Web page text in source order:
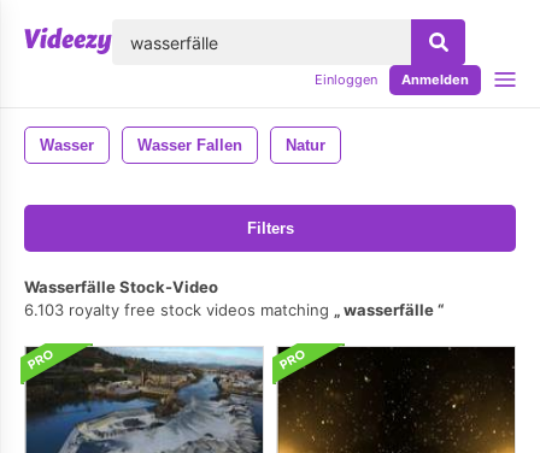
Einloggen Anmelden
Wasser Wasser Fallen Natur
Filters
Wasserfälle Stock-Video
6.103 royalty free stock videos matching
wasserfälle